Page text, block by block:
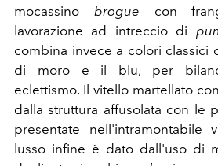
mocassino brogue con
lavorazione ad intreccio di
combina invece a colori classici
di moro e il blu, per
eclettismo. Il vitello martellato
dalla struttura affusolata con le
presentate nell'intramontabile
lusso infine è dato dall'uso di